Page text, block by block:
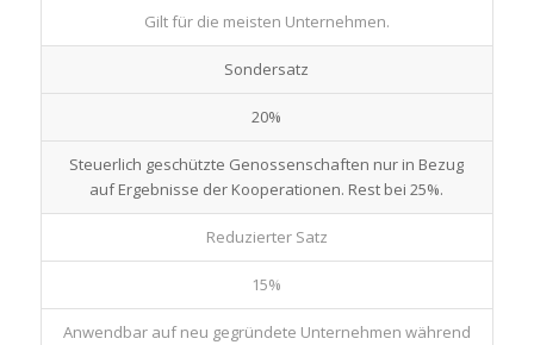
Gilt für die meisten Unternehmen.
Sondersatz
20%
Steuerlich geschützte Genossenschaften nur in Bezug
auf Ergebnisse der Kooperationen. Rest bei 25%.
Reduzierter Satz
15%
Anwendbar auf neu gegründete Unternehmen während